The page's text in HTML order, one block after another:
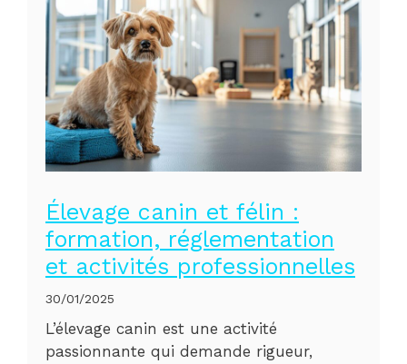
Élevage canin et félin :
formation, réglementation
et activités professionnelles
30/01/2025
L’élevage canin est une activité
passionnante qui demande rigueur,